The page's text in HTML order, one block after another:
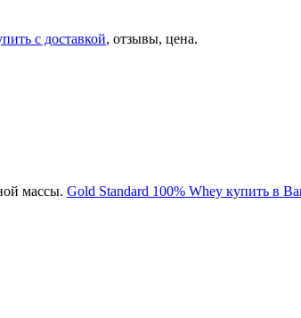
с доставкой, отзывы, цена.
массы. Gold Standard 100% Whey купить в